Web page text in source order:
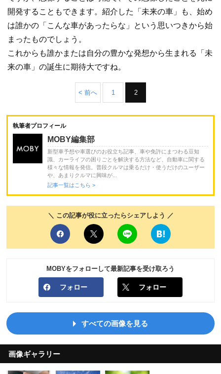
開発することもできます。紹介した「未来の車」も、始め
は誰かの「こんな車があったらな」という思いつきから始
まったものでしょう。
これからも誰かまたは自分の豊かな発想から生まれる「未
来の車」の誕生に期待大ですね。
< 前へ 1 2
執筆者プロフィール
MOBY編集部
新型車予想や車選びのお役立ち記事、車や免許にまつわる豆知
識、カーライフの困りごとを解決する方法など、自動車に関する
様々な情報を発信。普段クルマは乗るだけ・使うだけのユーザー
や、あまりクルマに興味が...
記事一覧はこちら >
＼ この記事が役に立ったらシェアしよう ／
MOBYをフォローして最新記事を受け取ろう
フォロー フォロー
すべての画像を見る
画像ギャラリー